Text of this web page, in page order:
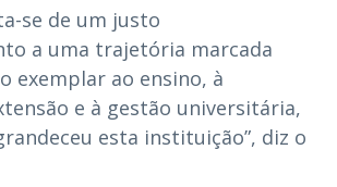
se de um justo
a uma trajetória marcada
exemplar ao ensino, à
e à gestão universitária,
esta instituição”, diz o